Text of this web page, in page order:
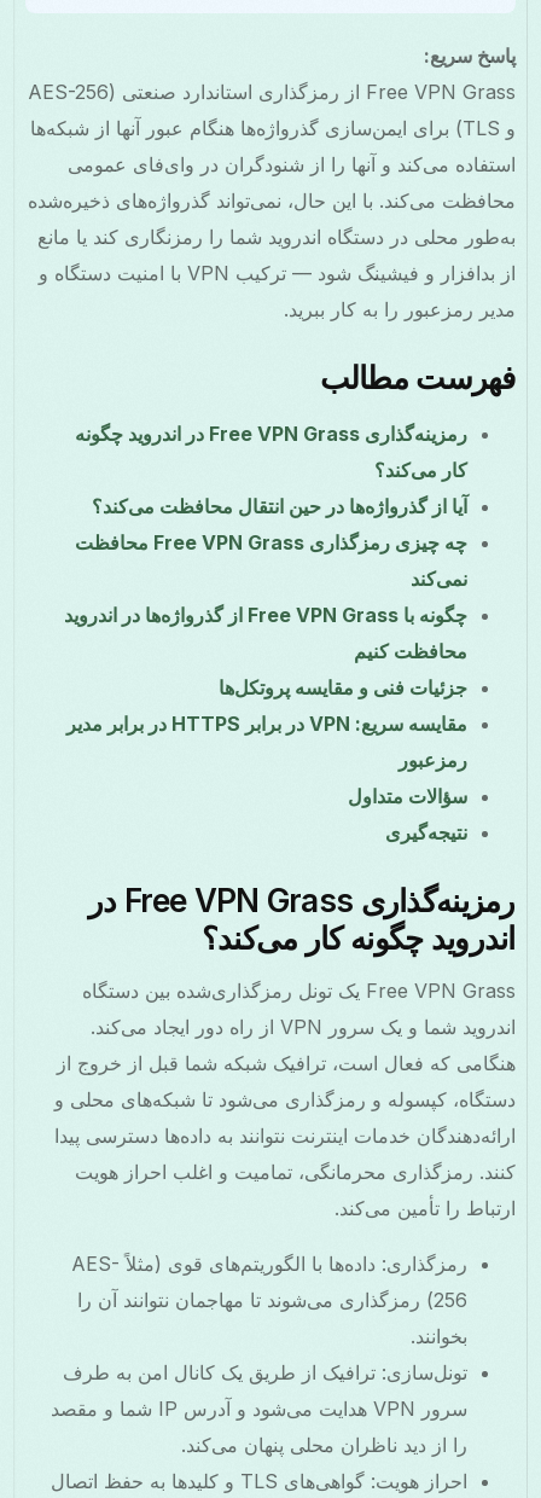
پاسخ سریع:
Free VPN Grass از رمزگذاری استاندارد صنعتی (AES-256
و TLS) برای ایمن‌سازی گذرواژه‌ها هنگام عبور آنها از شبکه‌ها
استفاده می‌کند و آنها را از شنودگران در وای‌فای عمومی
محافظت می‌کند. با این حال، نمی‌تواند گذرواژه‌های ذخیره‌شده
به‌طور محلی در دستگاه اندروید شما را رمزنگاری کند یا مانع
از بدافزار و فیشینگ شود — ترکیب VPN با امنیت دستگاه و
مدیر رمزعبور را به کار ببرید.
فهرست مطالب
رمزینه‌گذاری Free VPN Grass در اندروید چگونه
کار می‌کند؟
آیا از گذرواژه‌ها در حین انتقال محافظت می‌کند؟
چه چیزی رمزگذاری Free VPN Grass محافظت
نمی‌کند
چگونه با Free VPN Grass از گذرواژه‌ها در اندروید
محافظت کنیم
جزئیات فنی و مقایسه پروتکل‌ها
مقایسه سریع: VPN در برابر HTTPS در برابر مدیر
رمزعبور
سؤالات متداول
نتیجه‌گیری
رمزینه‌گذاری Free VPN Grass در
اندروید چگونه کار می‌کند؟
Free VPN Grass یک تونل رمزگذاری‌شده بین دستگاه
اندروید شما و یک سرور VPN از راه دور ایجاد می‌کند.
هنگامی که فعال است، ترافیک شبکه شما قبل از خروج از
دستگاه، کپسوله و رمزگذاری می‌شود تا شبکه‌های محلی و
ارائه‌دهندگان خدمات اینترنت نتوانند به داده‌ها دسترسی پیدا
کنند. رمزگذاری محرمانگی، تمامیت و اغلب احراز هویت
ارتباط را تأمین می‌کند.
رمزگذاری: داده‌ها با الگوریتم‌های قوی (مثلاً AES-
256) رمزگذاری می‌شوند تا مهاجمان نتوانند آن را
بخوانند.
تونل‌سازی: ترافیک از طریق یک کانال امن به طرف
سرور VPN هدایت می‌شود و آدرس IP شما و مقصد
را از دید ناظران محلی پنهان می‌کند.
احراز هویت: گواهی‌های TLS و کلیدها به حفظ اتصال